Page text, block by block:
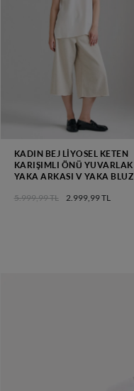
KADIN BEJ LIYOSEL KETEN
KARIŞIMLI ÖNÜ YUVARLAK
YAKA ARKASI V YAKA BLUZ
5.999,99 TL 2.999,99 TL